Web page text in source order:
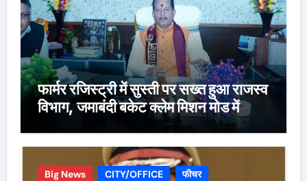
फार्मर रजिस्ट्री में सुस्ती पर सख्त हुआ राजस्व
विभाग, जमाबंदी बकेट क्लेम मिशन मोड में
Big News CITY/OFFICE फीचर